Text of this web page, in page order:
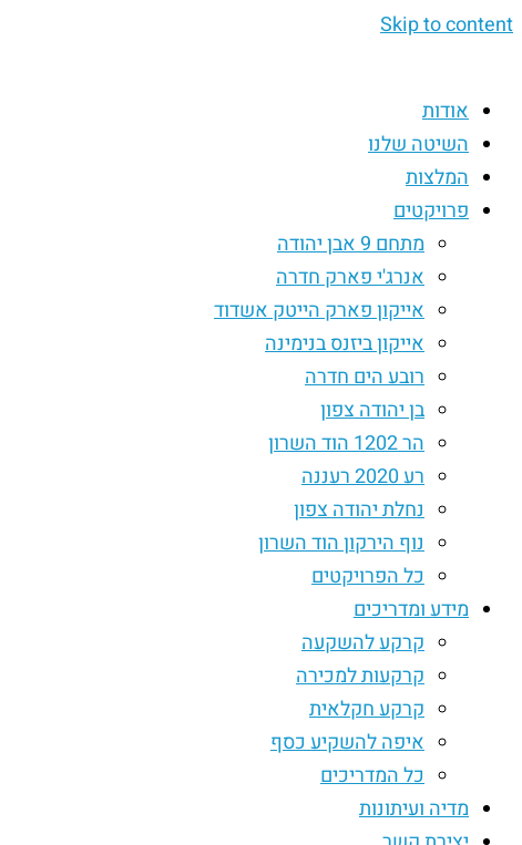
Skip to content
אודות
השיטה שלנו
המלצות
פרויקטים
מתחם 9 אבן יהודה
אנרג'י פארק חדרה
אייקון פארק הייטק אשדוד
אייקון ביזנס בנימינה
רובע הים חדרה
בן יהודה צפון
הר 1202 הוד השרון
רע 2020 רעננה
נחלת יהודה צפון
נוף הירקון הוד השרון
כל הפרויקטים
מידע ומדריכים
קרקע להשקעה
קרקעות למכירה
קרקע חקלאית
איפה להשקיע כסף
כל המדריכים
מדיה ועיתונות